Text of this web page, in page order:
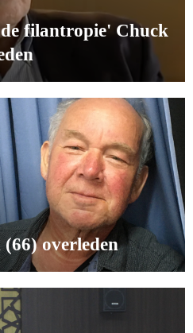
filantropie' Chuck
overleden